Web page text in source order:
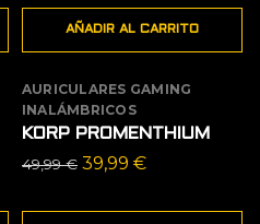
AÑADIR AL CARRITO
AGOTADO
OFERTA
AURICULARES GAMING
INALÁMBRICOS
KORP PROMENTHIUM
49,99€ El
original
39,99 €El
actual